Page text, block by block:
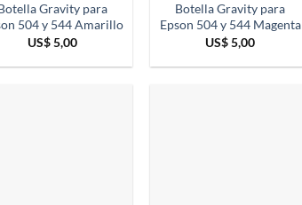
Gravity para
504 y 544 Amarillo
US$5,00
Botella Gravity para
Epson 504 y 544 Magenta
US$5,00